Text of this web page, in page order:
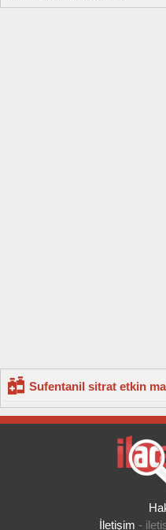
Sufentanil sitrat etkin
İletişim -